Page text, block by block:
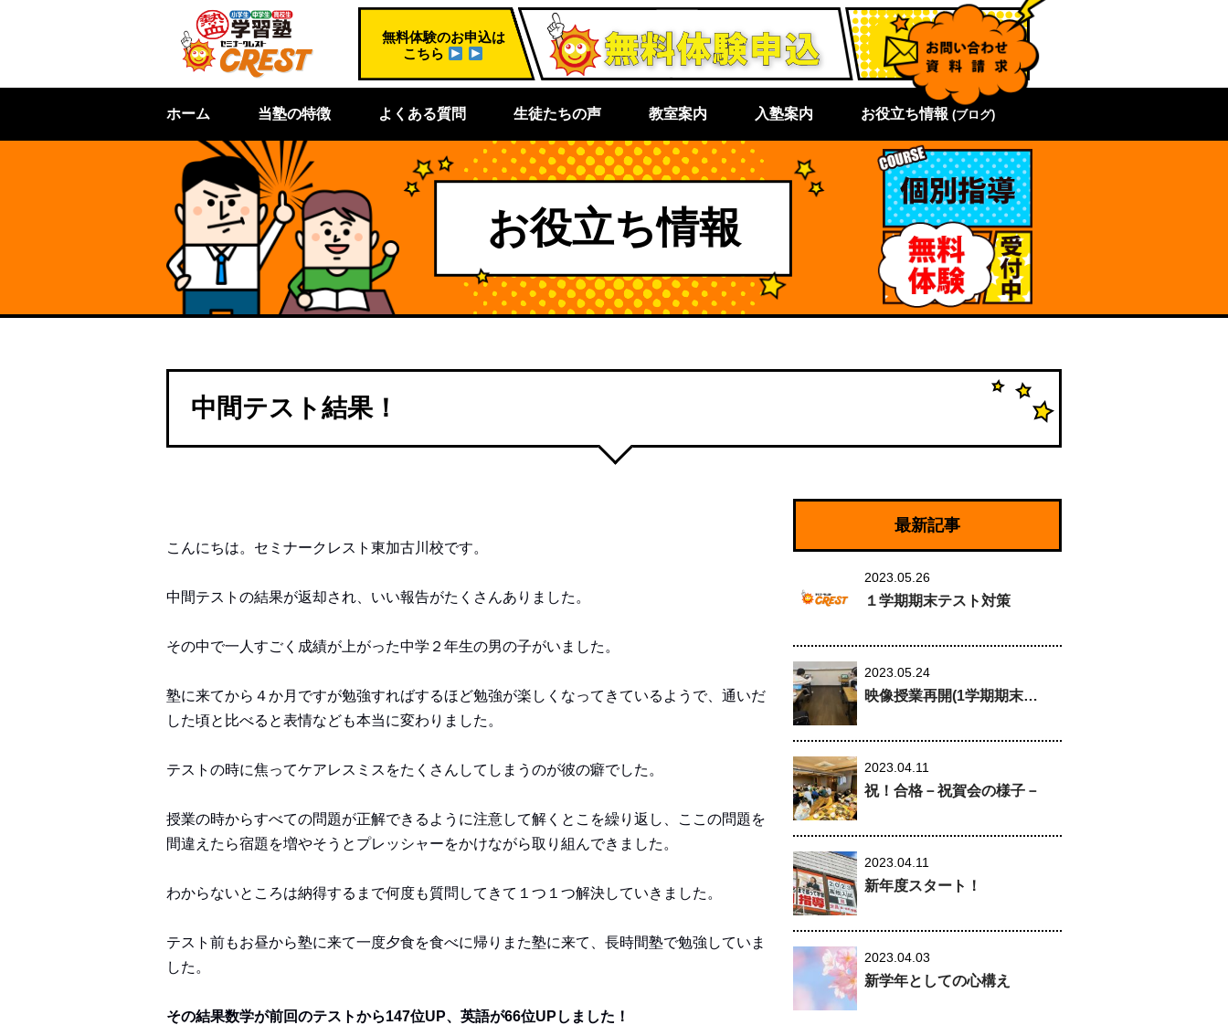
無料体験のお申込は
こちら
ホーム 当塾の特徴 よくある質問 生徒たちの声 教室案内 入塾案内 お役立ち情報 (ブログ)
お役立ち情報
中間テスト結果！
こんにちは。セミナークレスト東加古川校です。
中間テストの結果が返却され、いい報告がたくさんありました。
その中で一人すごく成績が上がった中学２年生の男の子がいました。
塾に来てから４か月ですが勉強すればするほど勉強が楽しくなってきているようで、通いだ
した頃と比べると表情なども本当に変わりました。
テストの時に焦ってケアレスミスをたくさんしてしまうのが彼の癖でした。
授業の時からすべての問題が正解できるように注意して解くとこを繰り返し、ここの問題を
間違えたら宿題を増やそうとプレッシャーをかけながら取り組んできました。
わからないところは納得するまで何度も質問してきて１つ１つ解決していきました。
テスト前もお昼から塾に来て一度夕食を食べに帰りまた塾に来て、長時間塾で勉強していま
した。
その結果数学が前回のテストから147位UP、英語が66位UPしました！
最新記事
2023.05.26
１学期期末テスト対策
2023.05.24
映像授業再開(1学期期末…
2023.04.11
祝！合格－祝賀会の様子－
2023.04.11
新年度スタート！
2023.04.03
新学年としての心構え